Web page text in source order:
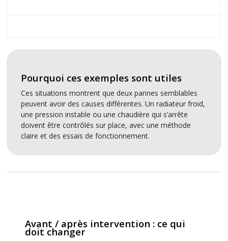
Pourquoi ces exemples sont utiles
Ces situations montrent que deux pannes semblables
peuvent avoir des causes différentes. Un radiateur froid,
une pression instable ou une chaudière qui s’arrête
doivent être contrôlés sur place, avec une méthode
claire et des essais de fonctionnement.
Avant / après intervention : ce qui
doit changer